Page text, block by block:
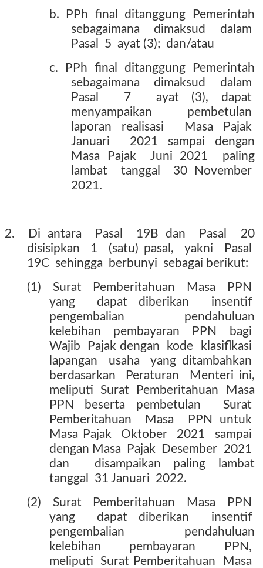
b. PPh final ditanggung
Pemerintah
sebagaimana
dimaksud
dalam
Pasal
5 ayat (3); dan/atau
c.
PPh final ditanggung
Pemerintah
sebagaimana
dimaksud
dalam
Pasal
7
ayat (3), dapat
menyampaikan
pembetulan
laporan realisasi
Masa Pajak
Januari
2021 sampai dengan
Masa Pajak
Juni 2021
paling
lambat
tanggal
30 November
2021.
2. Di antara Pasal 19B dan Pasal
20
disisipkan
1 (satu) pasal, yakni
Pasal
19C sehingga berbunyi sebagai berikut:
(1)
Surat Pemberitahuan Masa
PPN
yang
dapat diberikan
insentif
pengembalian
pendahuluan
kelebihan
pembayaran PPN
bagi
Wajib
Pajak dengan kode
klasiflkasi
lapangan
usaha
yang ditambahkan
berdasarkan
Peraturan
Menteri ini,
meliputi
Surat Pemberitahuan
Masa
PPN beserta pembetulan
Surat
Pemberitahuan
Masa
PPN untuk
Masa Pajak
Oktober 2021
sampai
dengan Masa
Pajak Desember 2021
dan
disampaikan paling lambat
tanggal
31 Januari 2022.
(2)
Surat Pemberitahuan Masa
PPN
yang
dapat diberikan
insentif
pengembalian
pendahuluan
kelebihan
pembayaran
PPN,
meliputi
Surat Pemberitahuan
Masa